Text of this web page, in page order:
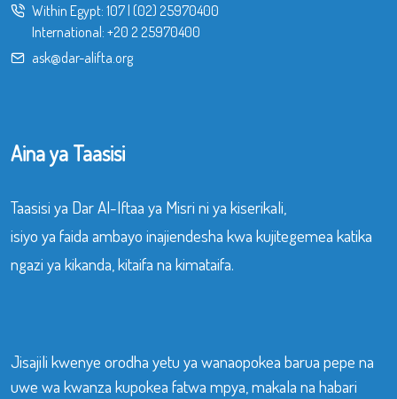
Within Egypt: 107| (02) 25970400
International: +20 2 25970400
ask@dar-alifta.org
Aina ya Taasisi
Taasisi ya Dar Al-Iftaa ya Misri ni ya kiserikali,
isiyo ya faida ambayo inajiendesha kwa kujitegemea katika
ngazi ya kikanda, kitaifa na kimataifa.
Jisajili kwenye orodha yetu ya wanaopokea barua pepe na
uwe wa kwanza kupokea fatwa mpya, makala na habari